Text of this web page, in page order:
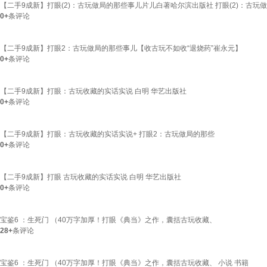
【二手9成新】打眼(2)：古玩做局的那些事儿片儿白著哈尔滨出版社 打眼(2)：古玩
0+条评论
【二手9成新】打眼2：古玩做局的那些事儿【收古玩不如收“退烧药”崔永元】
0+条评论
【二手9成新】打眼：古玩收藏的实话实说 白明 华艺出版社
0+条评论
【二手9成新】打眼：古玩收藏的实话实说+ 打眼2：古玩做局的那些
0+条评论
【二手9成新】打眼 古玩收藏的实话实说 白明 华艺出版社
0+条评论
宝鉴6 ：生死门 （40万字加厚！打眼《典当》之作，囊括古玩收藏、
28+条评论
宝鉴6 ：生死门 （40万字加厚！打眼《典当》之作，囊括古玩收藏、 小说 书籍